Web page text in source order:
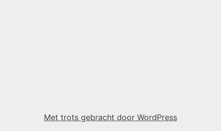
Met trots gebracht door WordPress